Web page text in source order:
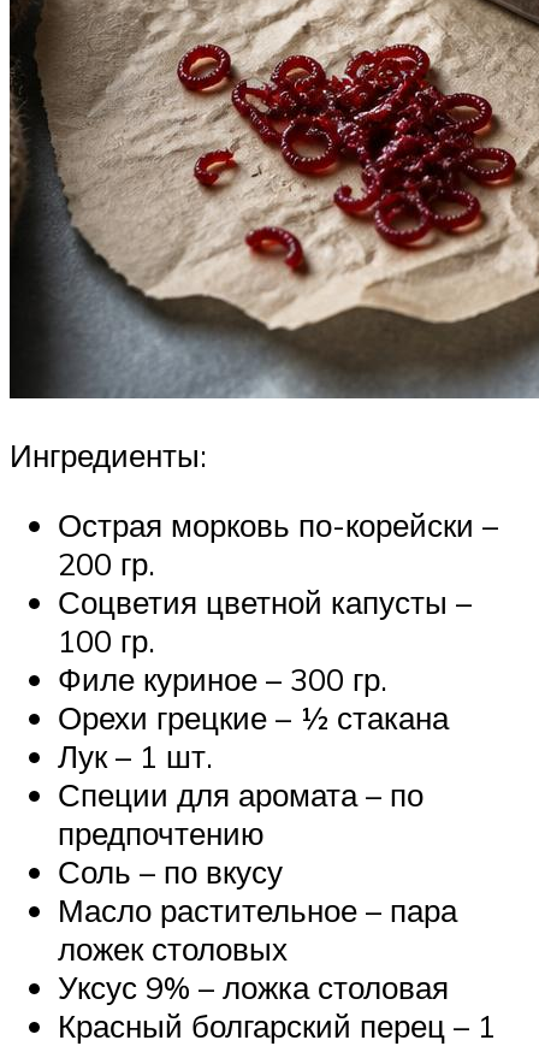
Ингредиенты:
Острая морковь по-корейски –
200 гр.
Соцветия цветной капусты –
100 гр.
Филе куриное – 300 гр.
Орехи грецкие – ½ стакана
Лук – 1 шт.
Специи для аромата – по
предпочтению
Соль – по вкусу
Масло растительное – пара
ложек столовых
Уксус 9% – ложка столовая
Красный болгарский перец – 1